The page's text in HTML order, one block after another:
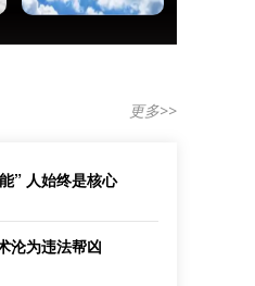
更多>>
” 人始终是核心
沦为违法帮凶